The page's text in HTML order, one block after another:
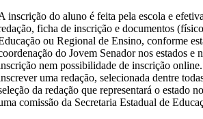
inscrição do aluno é feita pela escola e
ficha de inscrição e documentos
ou Regional de Ensino, conforme
do Jovem Senador nos estados e
nem possibilidade de inscrição
uma redação, selecionada dentre
da redação que representará o estado
comissão da Secretaria Estadual de